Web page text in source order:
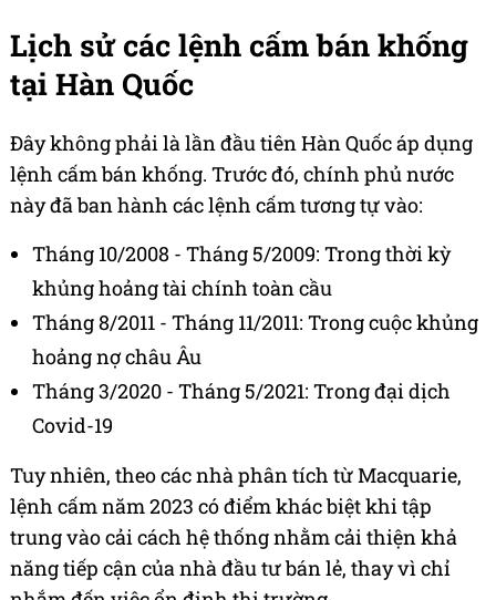
Lịch sử các lệnh cấm bán khống
tại Hàn Quốc
Đây không phải là lần đầu tiên Hàn Quốc áp dụng
lệnh cấm bán khống. Trước đó, chính phủ nước
này đã ban hành các lệnh cấm tương tự vào:
Tháng 10/2008 - Tháng 5/2009: Trong thời kỳ
khủng hoảng tài chính toàn cầu
Tháng 8/2011 - Tháng 11/2011: Trong cuộc khủng
hoảng nợ châu Âu
Tháng 3/2020 - Tháng 5/2021: Trong đại dịch
Covid-19
Tuy nhiên, theo các nhà phân tích từ Macquarie,
lệnh cấm năm 2023 có điểm khác biệt khi tập
trung vào cải cách hệ thống nhằm cải thiện khả
năng tiếp cận của nhà đầu tư bán lẻ, thay vì chỉ